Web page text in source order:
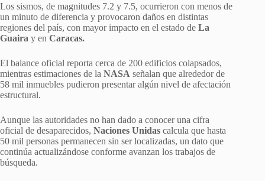
Los sismos, de magnitudes 7.2 y 7.5, ocurrieron con menos de
un minuto de diferencia y provocaron daños en distintas
regiones del país, con mayor impacto en el estado de La
Guaira y en Caracas.
El balance oficial reporta cerca de 200 edificios colapsados,
mientras estimaciones de la NASA señalan que alrededor de
58 mil inmuebles pudieron presentar algún nivel de afectación
estructural.
Aunque las autoridades no han dado a conocer una cifra
oficial de desaparecidos, Naciones Unidas calcula que hasta
50 mil personas permanecen sin ser localizadas, un dato que
continúa actualizándose conforme avanzan los trabajos de
búsqueda.